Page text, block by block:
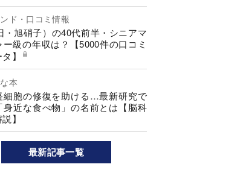
ド・口コミ情報
・旭硝子）の40代前半・シニアマ
ー級の年収は？【5000件の口コミ
】
本
細胞の修復を助ける…最新研究で
身近な食べ物」の名前とは【脳科
】
最新記事一覧